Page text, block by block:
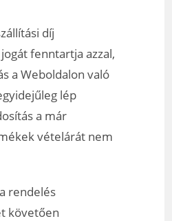
díj
fenntartja azzal,
a Weboldalon való
lép
a már
vételárát nem
rendelés
követően